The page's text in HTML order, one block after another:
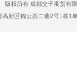
版权所有 成都交子期货有
高新区锦云西二巷2号1栋1